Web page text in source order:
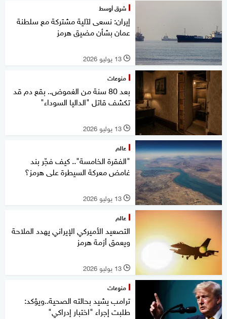
شرق أوسط
إيران: نسعى لآلية مشتركة مع سلطنة
عمان بشأن مضيق هرمز
l 13 يوليو 2026
منوعات
بعد 80 سنة من الغموض.. بقع دم قد
تكشف قاتل "الداليا السوداء"
l 13 يوليو 2026
عالم
"الفقرة الخامسة".. كيف فجّر بند
غامض معركة السيطرة على هرمز؟
l 13 يوليو 2026
عالم
التصعيد الأميركي الإيراني يهدد الملاحة
ويعمق أزمة هرمز
l 13 يوليو 2026
منوعات
ترامب يشيد بحالته الصحية..ويؤكد:
طلبت إجراء "اختبار إدراكي"